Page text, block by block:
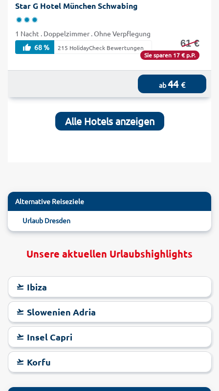
Star G Hotel München Schwabing
1 Nacht . Doppelzimmer . Ohne Verpflegung
68 %
215 HolidayCheck Bewertungen 61 €
Sie sparen 17 € p.P.
ab44 €
Alle Hotels anzeigen
Alternative Reiseziele
Urlaub Dresden
Unsere aktuellen Urlaubshighlights
Ibiza
Slowenien Adria
Insel Capri
Korfu